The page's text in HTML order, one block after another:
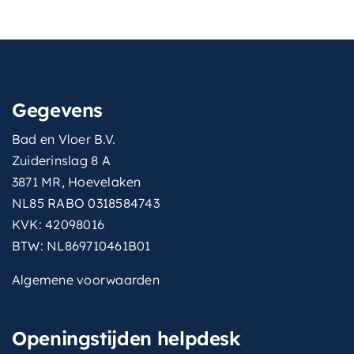
Gegevens
Bad en Vloer B.V.
Zuiderinslag 8 A
3871 MR, Hoevelaken
NL85 RABO 0318584743
KVK: 42098016
BTW: NL869710461B01
Algemene voorwaarden
Openingstijden helpdesk